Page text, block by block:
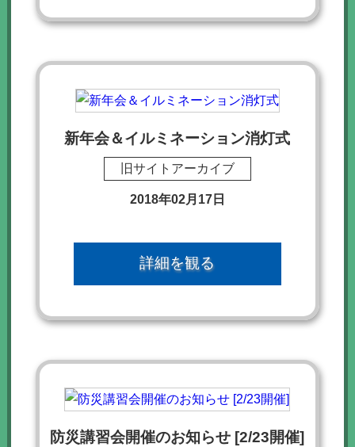
新年会＆イルミネーション消灯式
旧サイトアーカイブ
2018年02月17日
詳細を観る
防災講習会開催のお知らせ [2/23開催]